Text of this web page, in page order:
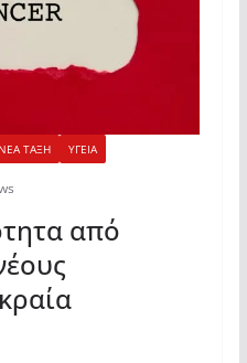
ΝΕΑ ΤΑΞΗ ΥΓΕΙΑ
από